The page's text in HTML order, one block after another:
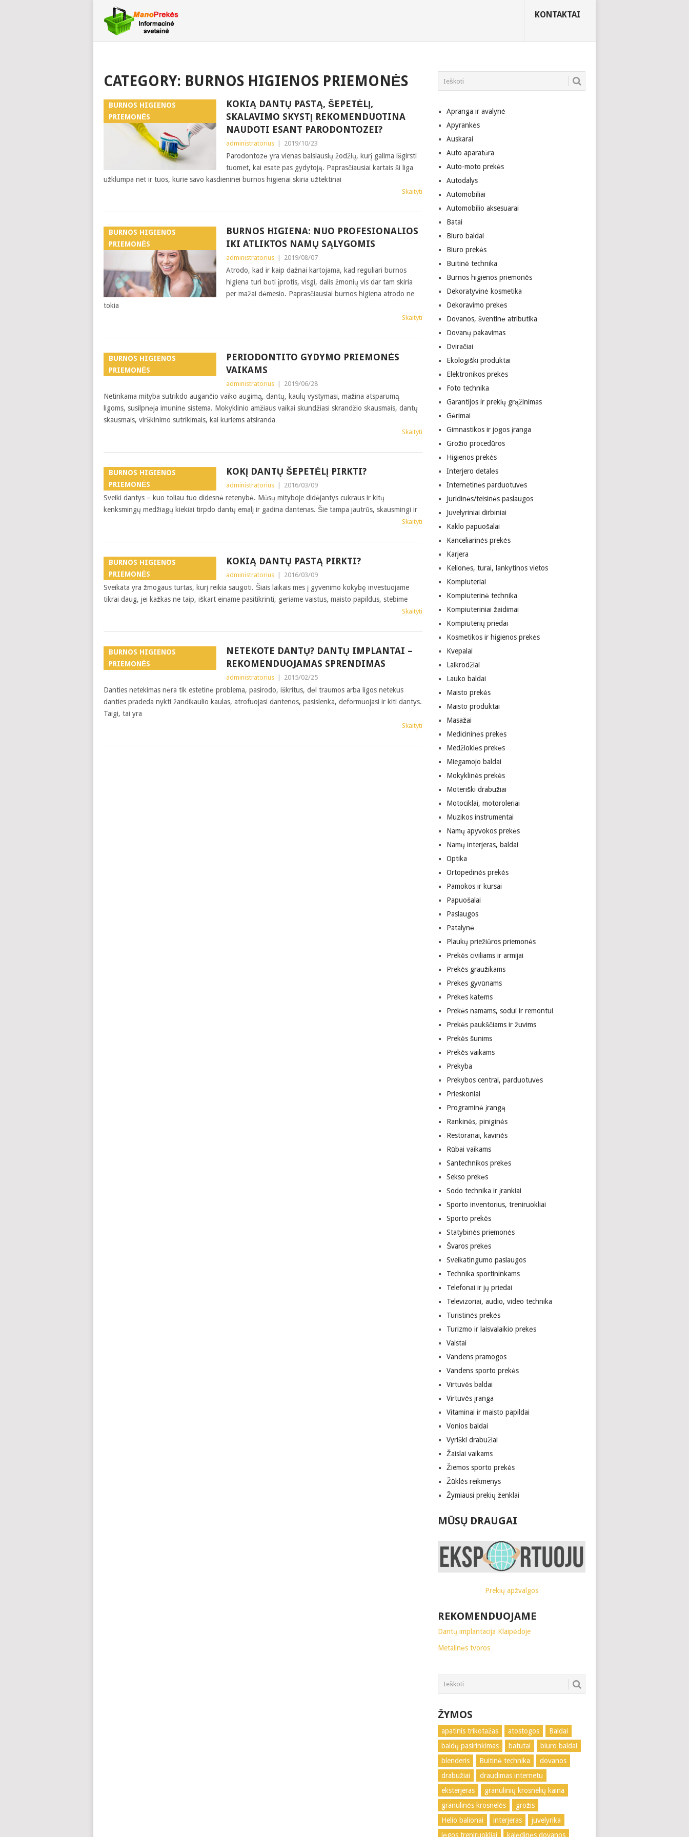
KONTAKTAI
CATEGORY: BURNOS HIGIENOS PRIEMONĖS
BURNOS HIGIENOS
PRIEMONĖS
KOKIĄ DANTŲ PASTĄ, ŠEPETĖLĮ,
SKALAVIMO SKYSTĮ REKOMENDUOTINA
NAUDOTI ESANT PARODONTOZEI?
administratorius 2019/10/23
Parodontozė yra vienas baisiausių žodžių, kurį galima išgirsti
tuomet, kai esate pas gydytoją. Paprasčiausiai kartais ši liga
užklumpa net ir tuos, kurie savo kasdieninei burnos higienai skiria užtektinai
Skaityti
BURNOS HIGIENOS
PRIEMONĖS
BURNOS HIGIENA: NUO PROFESIONALIOS
IKI ATLIKTOS NAMŲ SĄLYGOMIS
administratorius 2019/08/07
Atrodo, kad ir kaip dažnai kartojama, kad reguliari burnos
higiena turi būti įprotis, visgi, dalis žmonių vis dar tam skiria
per mažai dėmesio. Paprasčiausiai burnos higiena atrodo ne
tokia
Skaityti
BURNOS HIGIENOS
PRIEMONĖS
PERIODONTITO GYDYMO PRIEMONĖS
VAIKAMS
administratorius 2019/06/28
Netinkama mityba sutrikdo augančio vaiko augimą, dantų, kaulų vystymasi, mažina atsparumą
ligoms, susilpnėja imuninė sistema. Mokyklinio amžiaus vaikai skundžiasi skrandžio skausmais, dantų
skausmais, virškinimo sutrikimais, kai kuriems atsiranda
Skaityti
BURNOS HIGIENOS
PRIEMONĖS
KOKĮ DANTŲ ŠEPETĖLĮ PIRKTI?
administratorius 2016/03/09
Sveiki dantys – kuo toliau tuo didesnė retenybė. Mūsų mityboje didėjantys cukraus ir kitų
kenksmingų medžiagų kiekiai tirpdo dantų emalį ir gadina dantenas. Šie tampa jautrūs, skausmingi ir
Skaityti
BURNOS HIGIENOS
PRIEMONĖS
KOKIĄ DANTŲ PASTĄ PIRKTI?
administratorius 2016/03/09
Sveikata yra žmogaus turtas, kurį reikia saugoti. Šiais laikais mes į gyvenimo kokybę investuojame
tikrai daug, jei kažkas ne taip, iškart einame pasitikrinti, geriame vaistus, maisto papildus, stebime
Skaityti
BURNOS HIGIENOS
PRIEMONĖS
NETEKOTE DANTŲ? DANTŲ IMPLANTAI –
REKOMENDUOJAMAS SPRENDIMAS
administratorius 2015/02/25
Danties netekimas nėra tik estetinė problema, pasirodo, iškritus, dėl traumos arba ligos netekus
danties pradeda nykti žandikaulio kaulas, atrofuojasi dantenos, pasislenka, deformuojasi ir kiti dantys.
Taigi, tai yra
Skaityti
Apranga ir avalynė
Apyrankės
Auskarai
Auto aparatūra
Auto-moto prekės
Autodalys
Automobiliai
Automobilio aksesuarai
Batai
Biuro baldai
Biuro prekės
Buitinė technika
Burnos higienos priemonės
Dekoratyvinė kosmetika
Dekoravimo prekės
Dovanos, šventinė atributika
Dovanų pakavimas
Dviračiai
Ekologiški produktai
Elektronikos prekės
Foto technika
Garantijos ir prekių grąžinimas
Gėrimai
Gimnastikos ir jogos įranga
Grožio procedūros
Higienos prekės
Interjero detalės
Internetinės parduotuvės
Juridinės/teisinės paslaugos
Juvelyriniai dirbiniai
Kaklo papuošalai
Kanceliarinės prekės
Karjera
Kelionės, turai, lankytinos vietos
Kompiuteriai
Kompiuterinė technika
Kompiuteriniai žaidimai
Kompiuterių priedai
Kosmetikos ir higienos prekės
Kvepalai
Laikrodžiai
Lauko baldai
Maisto prekės
Maisto produktai
Masažai
Medicininės prekės
Medžioklės prekės
Miegamojo baldai
Mokyklinės prekės
Moteriški drabužiai
Motociklai, motoroleriai
Muzikos instrumentai
Namų apyvokos prekės
Namų interjeras, baldai
Optika
Ortopedinės prekės
Pamokos ir kursai
Papuošalai
Paslaugos
Patalynė
Plaukų priežiūros priemonės
Prekės civiliams ir armijai
Prekės graužikams
Prekės gyvūnams
Prekės katėms
Prekės namams, sodui ir remontui
Prekės paukščiams ir žuvims
Prekės šunims
Prekės vaikams
Prekyba
Prekybos centrai, parduotuvės
Prieskoniai
Programinė įrangą
Rankinės, piniginės
Restoranai, kavinės
Rūbai vaikams
Santechnikos prekės
Sekso prekės
Sodo technika ir įrankiai
Sporto inventorius, treniruokliai
Sporto prekės
Statybinės priemonės
Švaros prekės
Sveikatingumo paslaugos
Technika sportininkams
Telefonai ir jų priedai
Televizoriai, audio, video technika
Turistinės prekės
Turizmo ir laisvalaikio prekės
Vaistai
Vandens pramogos
Vandens sporto prekės
Virtuvės baldai
Virtuvės įranga
Vitaminai ir maisto papildai
Vonios baldai
Vyriški drabužiai
Žaislai vaikams
Žiemos sporto prekės
Žūklės reikmenys
Žymiausi prekių ženklai
MŪSŲ DRAUGAI
Prekių apžvalgos
REKOMENDUOJAME
Dantų implantacija Klaipėdoje
Metalinės tvoros
ŽYMOS
apatinis trikotažas atostogos
Baldai
baldų pasirinkimas
batutai
biuro baldai
blenderis
Buitinė technika
dovanos
drabužiai
draudimas internetu
eksterjeras
granulinių krosnelių kaina
granulinės krosnelės
grožis
Helio balionai
interjeras
juvelyrika
jėgos treniruokliai
kalėdinės dovanos